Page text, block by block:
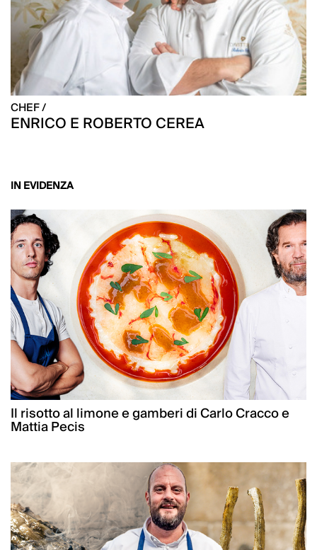
CHEF /
ENRICO E ROBERTO CEREA
IN EVIDENZA
Il risotto al limone e gamberi di Carlo Cracco e
Mattia Pecis